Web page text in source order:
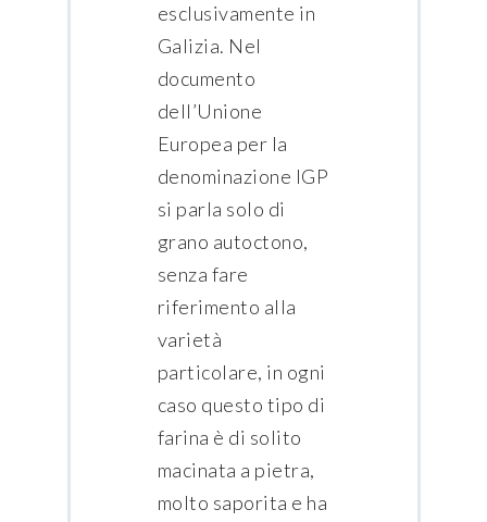
esclusivamente in
Galizia. Nel
documento
dell’Unione
Europea per la
denominazione IGP
si parla solo di
grano autoctono,
senza fare
riferimento alla
varietà
particolare, in ogni
caso questo tipo di
farina è di solito
macinata a pietra,
molto saporita e ha